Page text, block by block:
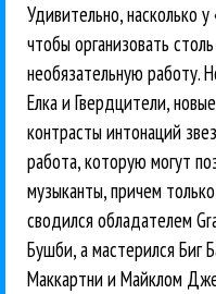
Удивительно, насколько
чтобы организовать
необязательную работу.
Елка и Гвердцители,
контрасты интонаций
работа, которую могут
музыканты, причем
сводился обладателем
Бушби, а мастерился Биг
Маккартни и Майклом